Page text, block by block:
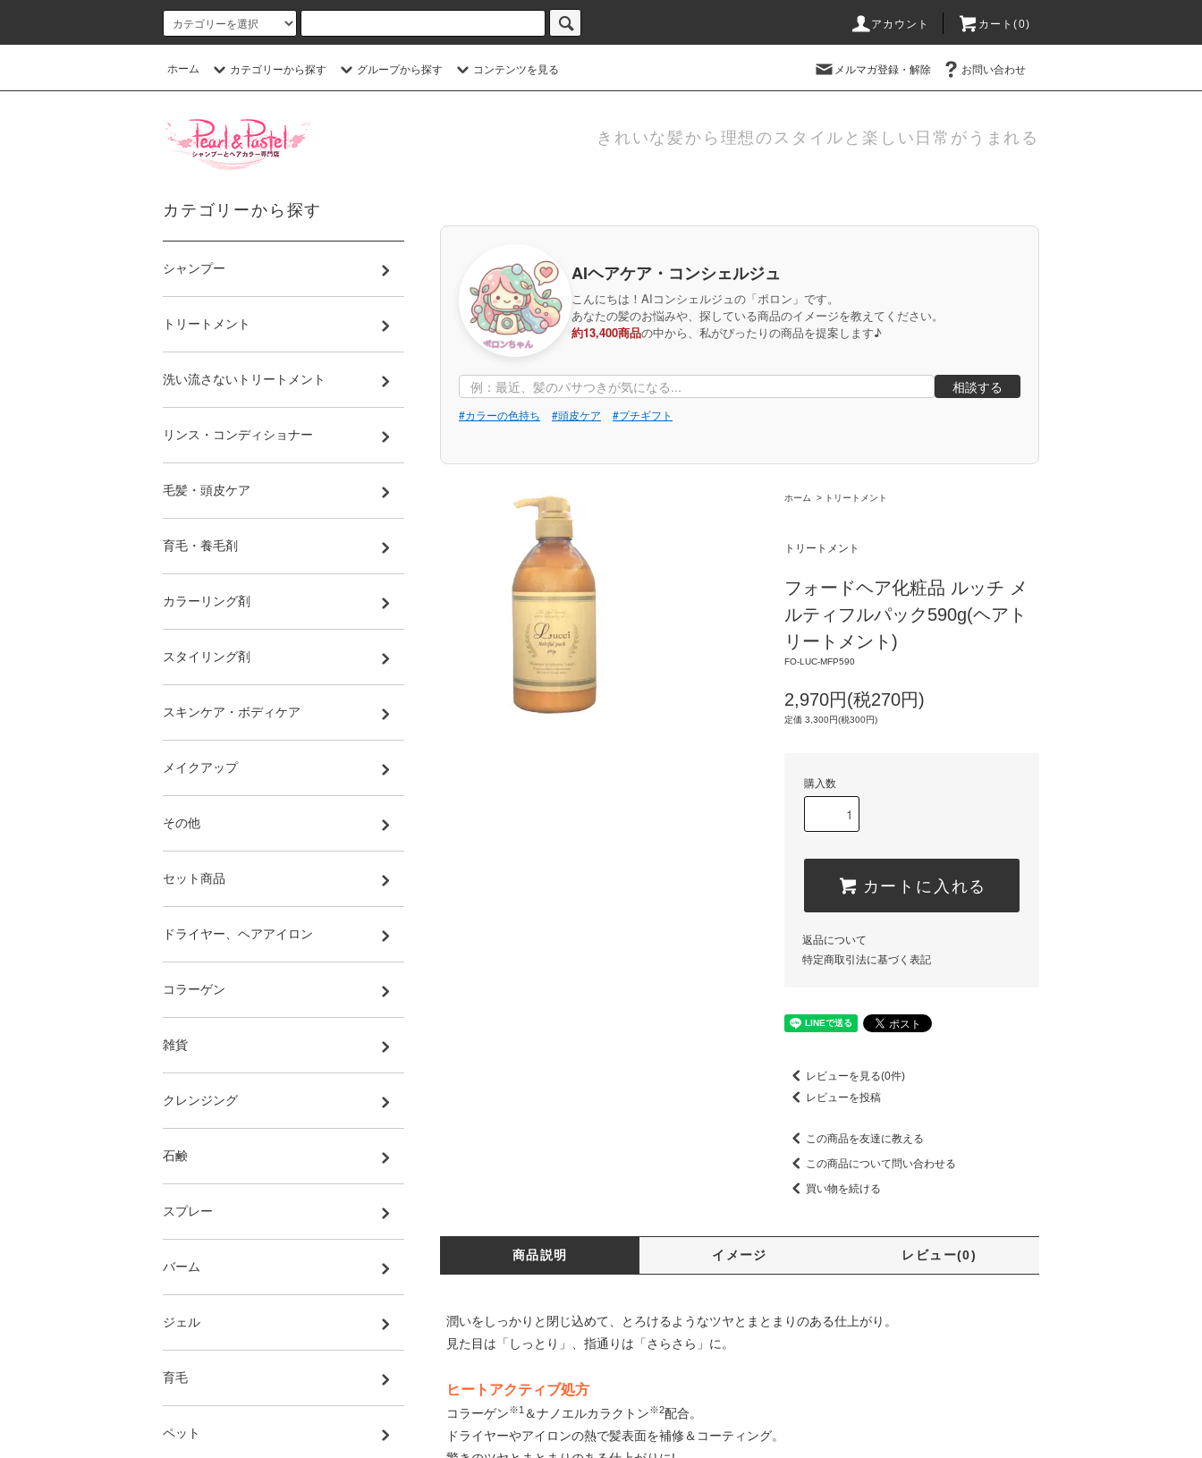
アカウント カート(0)
ホーム カテゴリーから探す グループから探す コンテンツを見る メルマガ登録・解除 お問い合わせ
きれいな髪から理想のスタイルと楽しい日常がうまれる
AIヘアケア・コンシェルジュ
こんにちは！AIコンシェルジュの「ポロン」です。
あなたの髪のお悩みや、探している商品のイメージを教えてください。
約13,400商品の中から、私がぴったりの商品を提案します♪
相談する
#カラーの色持ち #頭皮ケア #プチギフト
ホーム > トリートメント
トリートメント
フォードヘア化粧品 ルッチ メ
ルティフルパック590g(ヘアト
リートメント)
FO-LUC-MFP590
2,970円(税270円)
定価 3,300円(税300円)
購入数
カートに入れる
返品について
特定商取引法に基づく表記
レビューを見る(0件)
レビューを投稿
この商品を友達に教える
この商品について問い合わせる
買い物を続ける
商品説明 イメージ レビュー(0)
潤いをしっかりと閉じ込めて、とろけるようなツヤとまとまりのある仕上がり。
見た目は「しっとり」、指通りは「さらさら」に。
ヒートアクティブ処方
コラーゲン※1＆ナノエルカラクトン※2配合。
ドライヤーやアイロンの熱で髪表面を補修＆コーティング。
カテゴリーから探す
シャンプー
トリートメント
洗い流さないトリートメント
リンス・コンディショナー
毛髪・頭皮ケア
育毛・養毛剤
カラーリング剤
スタイリング剤
スキンケア・ボディケア
メイクアップ
その他
セット商品
ドライヤー、ヘアアイロン
コラーゲン
雑貨
クレンジング
石鹸
スプレー
バーム
ジェル
育毛
ペット